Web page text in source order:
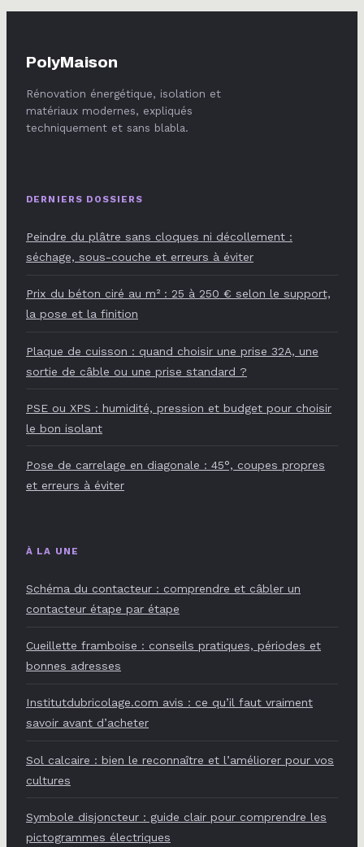
apaisant
PolyMaison
Rénovation énergétique, isolation et
matériaux modernes, expliqués
techniquement et sans blabla.
DERNIERS DOSSIERS
Peindre du plâtre sans cloques ni décollement :
séchage, sous-couche et erreurs à éviter
Prix du béton ciré au m² : 25 à 250 € selon le support,
la pose et la finition
Plaque de cuisson : quand choisir une prise 32A, une
sortie de câble ou une prise standard ?
PSE ou XPS : humidité, pression et budget pour choisir
le bon isolant
Pose de carrelage en diagonale : 45°, coupes propres
et erreurs à éviter
À LA UNE
Schéma du contacteur : comprendre et câbler un
contacteur étape par étape
Cueillette framboise : conseils pratiques, périodes et
bonnes adresses
Institutdubricolage.com avis : ce qu’il faut vraiment
savoir avant d’acheter
Sol calcaire : bien le reconnaître et l’améliorer pour vos
cultures
Symbole disjoncteur : guide clair pour comprendre les
pictogrammes électriques